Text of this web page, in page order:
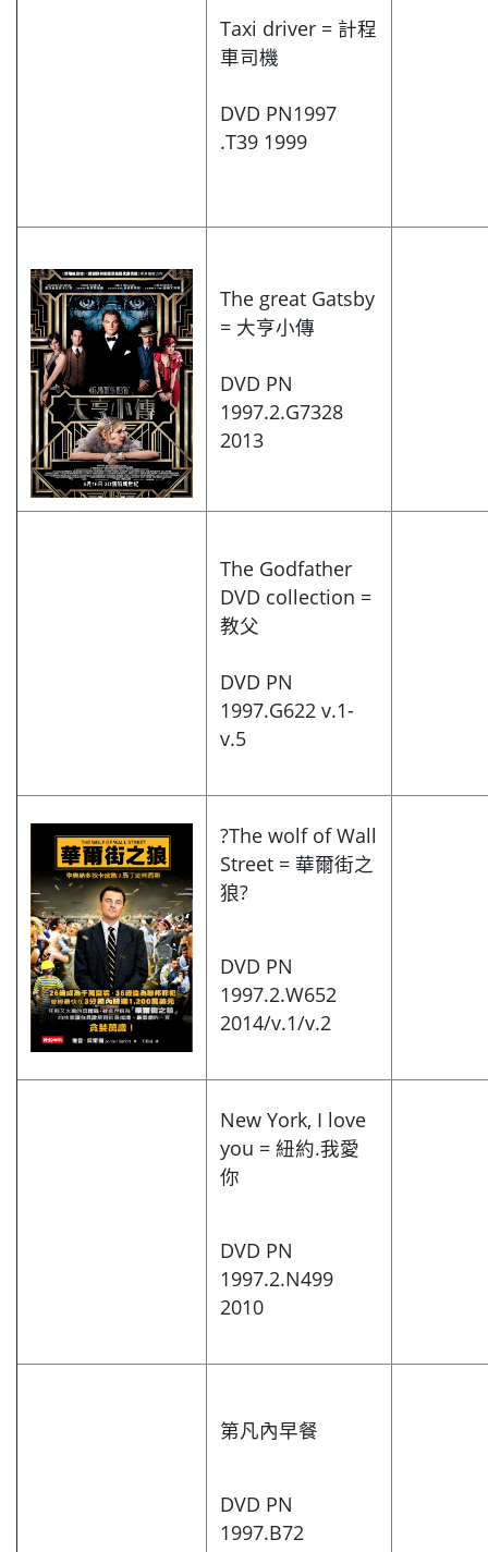
Taxi driver = 計程
車司機
DVD PN1997
.T39 1999
The great Gatsby
= 大亨小傳
DVD PN
1997.2.G7328
2013
The Godfather
DVD collection =
教父
DVD PN
1997.G622 v.1-
v.5
?The wolf of Wall
Street = 華爾街之
狼?
DVD PN
1997.2.W652
2014/v.1/v.2
New York, I love
you = 紐約.我愛
你
DVD PN
1997.2.N499
2010
第凡內早餐
DVD PN
1997.B72